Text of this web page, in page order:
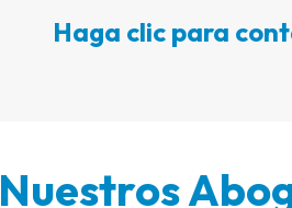
Haga clic para
Nuestros